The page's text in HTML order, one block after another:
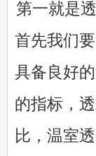
第一就是
首先我们
具备良好
的指标，
比，温室